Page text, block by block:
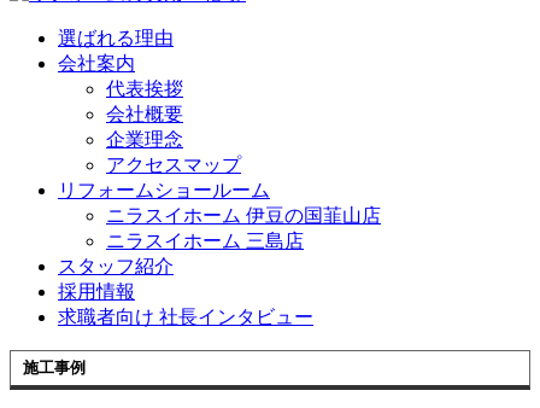
選ばれる理由
会社案内
代表挨拶
会社概要
企業理念
アクセスマップ
リフォームショールーム
ニラスイホーム 伊豆の国韮山店
ニラスイホーム 三島店
スタッフ紹介
採用情報
求職者向け 社長インタビュー
施工事例